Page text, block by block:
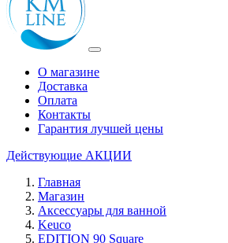
О магазине
Доставка
Оплата
Контакты
Гарантия лучшей цены
Действующие АКЦИИ
Главная
Магазин
Аксессуары для ванной
Keuco
EDITION 90 Square